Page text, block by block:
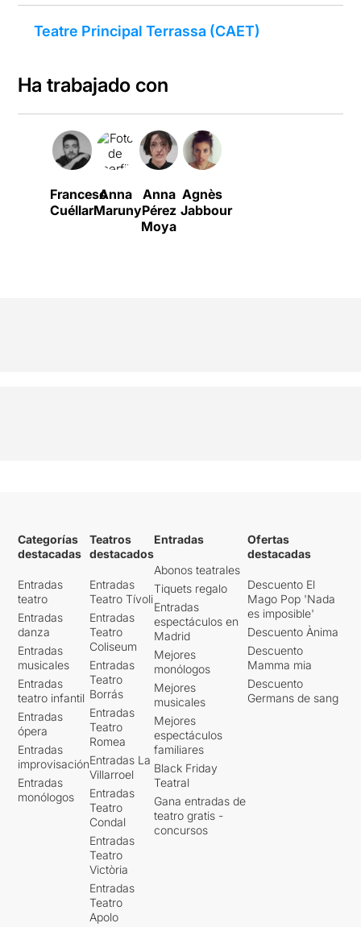
Teatre Principal Terrassa (CAET)
Ha trabajado con
Francesc
Cuéllar
Anna
Maruny
Anna
Pérez
Moya
Agnès
Jabbour
Categorías
destacadas
Entradas
teatro
Entradas
danza
Entradas
musicales
Entradas
teatro infantil
Entradas
ópera
Entradas
improvisación
Entradas
monólogos
Teatros
destacados
Entradas
Teatro Tívoli
Entradas
Teatro
Coliseum
Entradas
Teatro
Borrás
Entradas
Teatro
Romea
Entradas La
Villarroel
Entradas
Teatro
Condal
Entradas
Teatro
Victòria
Entradas
Teatro
Apolo
Entradas
Abonos teatrales
Tiquets regalo
Entradas
espectáculos en
Madrid
Mejores
monólogos
Mejores
musicales
Mejores
espectáculos
familiares
Black Friday
Teatral
Gana entradas de
teatro gratis -
concursos
Ofertas
destacadas
Descuento El
Mago Pop 'Nada
es imposible'
Descuento Ànima
Descuento
Mamma mia
Descuento
Germans de sang